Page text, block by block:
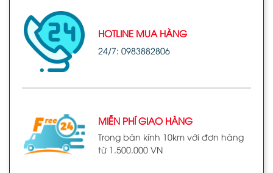
HOTLINE MUA HÀNG
24/7: 0983882806
MIỄN PHÍ GIAO HÀNG
Trong bán kính 10km với đơn hàng
từ 1.500.000 VN